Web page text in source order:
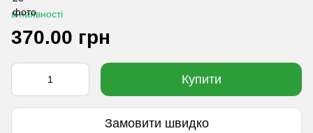
в наявності
370.00 грн
Купити
Замовити швидко